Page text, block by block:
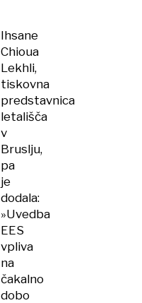
letov
Ihsane
Chioua
Lekhli,
tiskovna
predstavnica
letališča
v
Bruslju,
pa
je
dodala:
»Uvedba
EES
vpliva
na
čakalno
dobo